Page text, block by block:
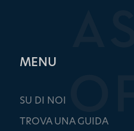
ΜΕΝU
SU DI NOI
TROVA UNA GUIDA